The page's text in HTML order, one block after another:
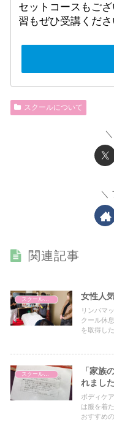
セットコースもご
習もぜひ受講くださ
スクールについて
関連記事
女性人
リンパマ
クール休
を取得し
「家族
れました
ボディケ
は服を着
おすすめ